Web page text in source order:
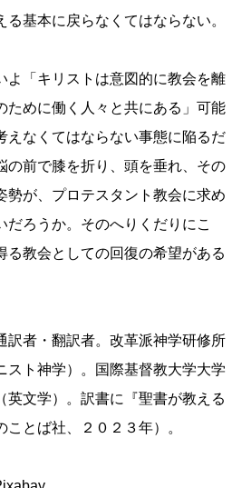
基本に戻らなくてはならない。
よ「キリストは意図的に教会を離
ために働く人々と共にある」可能
えなくてはならない事態に陥るだ
の前で膝を折り、頭を垂れ、その
勢が、プロテスタント教会に求め
だろうか。そのへりくだりにこ
る教会としての回復の希望がある
訳者・翻訳者。改革派神学研修所
スト神学）。国際基督教大学大学
英文学）。訳書に『聖書が教える
とば社、２０２３年）。